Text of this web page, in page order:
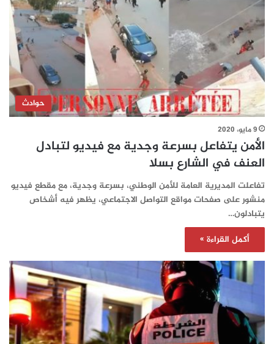
حوادث
9 مايو، 2020
الأمن يتفاعل بسرعة وجدية مع فيديو لتبادل
العنف في الشارع بسلا
تفاعلت المديرية العامة للأمن الوطني، بسرعة وجدية، مع مقطع فيديو
منشور على صفحات مواقع التواصل الاجتماعي، يظهر فيه أشخاص
يتبادلون…
أكمل القراءة »